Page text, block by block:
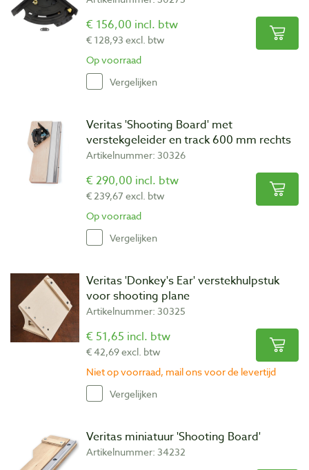
€ 156,00 incl. btw
€ 128,93 excl. btw
Op voorraad
Vergelijken
Veritas 'Shooting Board' met
verstekgeleider en track 600 mm rechts
Artikelnummer: 30326
€ 290,00 incl. btw
€ 239,67 excl. btw
Op voorraad
Vergelijken
Veritas 'Donkey's Ear' verstekhulpstuk
voor shooting plane
Artikelnummer: 30325
€ 51,65 incl. btw
€ 42,69 excl. btw
Niet op voorraad, mail ons voor de levertijd
Vergelijken
Veritas miniatuur 'Shooting Board'
Artikelnummer: 34232